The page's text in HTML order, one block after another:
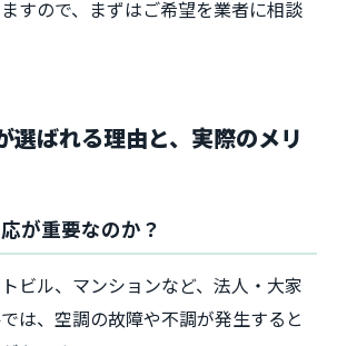
すので、まずはご希望を業者に相談
選ばれる理由と、実際のメリ
が重要なのか？
ビル、マンションなど、法人・大家
は、空調の故障や不調が発生すると